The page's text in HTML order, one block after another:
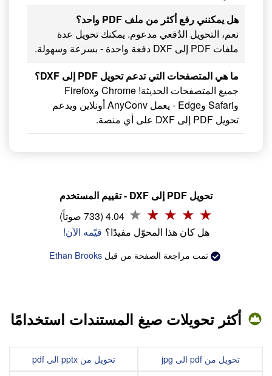
هل يمكنني رفع أكثر من ملف PDF واحد؟
نعم، التحويل الدُفعي مدعوم. يمكنك تحويل عدة
ملفات PDF إلى DXF دفعة واحدة - بسرعة وسهولة.
ما هي المتصفحات التي تدعم تحويل PDF إلى DXF؟
جميع المتصفحات الحديثة! Chrome وFirefox
وSafari وEdge - يعمل AnyConv أونلاين ويدعم
تحويل PDF إلى DXF على أي منصة.
تحويل PDF إلى DXF - تقييم المستخدم
4.04 (733 صوتاً)
هل كان هذا المحوّل مفيدًا؟ قيّمه الآن!
تمت مراجعة الصفحة من قبل Ethan Brooks
أكثر تحويلات صيغ المستندات استخدامًا
تحويل من pdf الى jpg
تحويل من pptx الى pdf